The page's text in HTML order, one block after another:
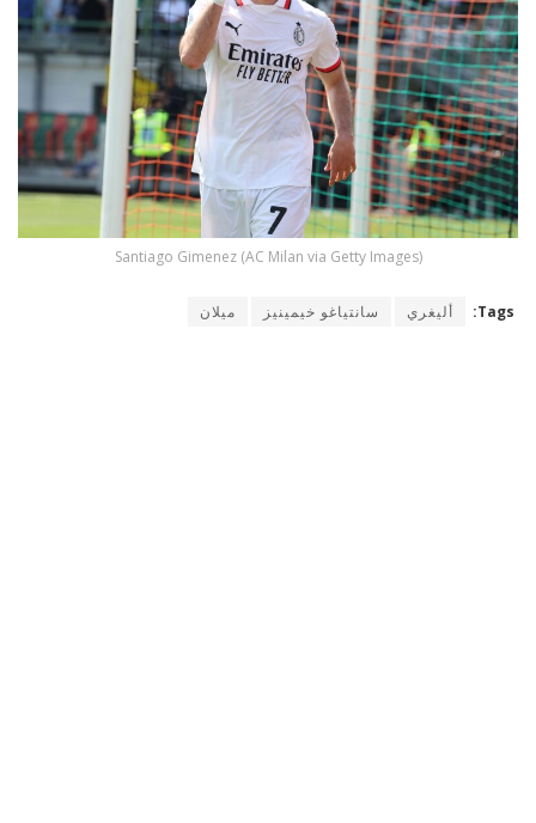
Santiago Gimenez (AC Milan via Getty Images)
Tags: أليغري سانتياغو خيمينيز ميلان